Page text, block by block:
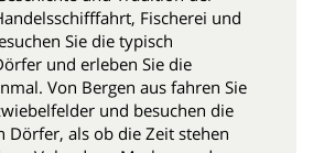
Fischerei und
Sie die typisch
und erleben Sie die
Von Bergen aus fahren Sie
und besuchen die
Dörfer, als ob die Zeit stehen